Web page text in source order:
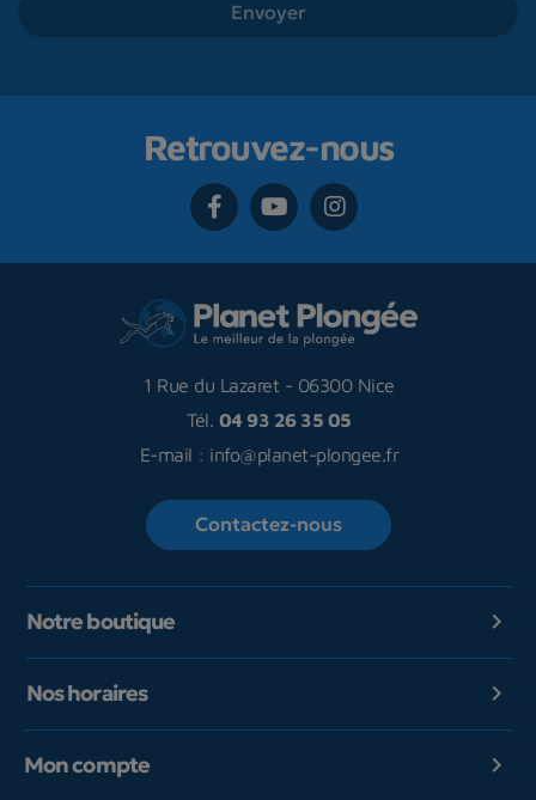
Retrouvez-nous
1 Rue du Lazaret - 06300 Nice
Tél. 04 93 26 35 05
E-mail : info@planet-plongee.fr
Contactez-nous
Notre boutique 
Nos horaires 
Mon compte 